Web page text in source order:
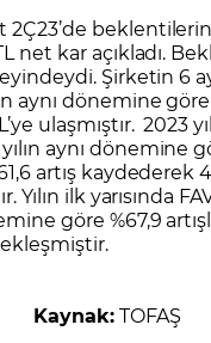
2Ç23’de
net kar açıkladı.
Şirketin 6
aynı dönemine göre
ulaşmıştır. 2023
aynı dönemine
artış kaydederek
Yılın ilk yarısında
göre %67,9
Kaynak:TOFAŞ